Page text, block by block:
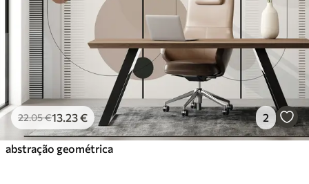
22.05€13 .23€ 2
abstração geométrica